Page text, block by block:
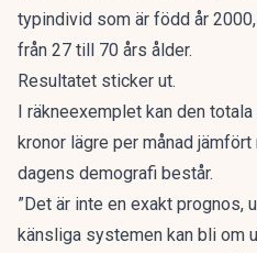
typindivid som är född år
från 27 till 70 års ålder.
Resultatet sticker ut.
I räkneexemplet kan den
kronor lägre per månad jämfört
dagens demografi består.
”Det är inte en exakt prognos,
känsliga systemen kan bli om